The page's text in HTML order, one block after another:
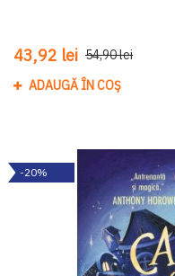
43,92 lei 54,90 lei
ADAUGĂ ÎN COȘ
-20%